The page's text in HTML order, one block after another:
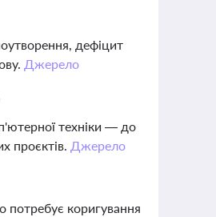
дефіцит
Джерело
техніки — до
проєктів. Джерело
потребує коригування